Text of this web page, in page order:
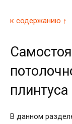
к содержанию ↑
плинтуса
В данном